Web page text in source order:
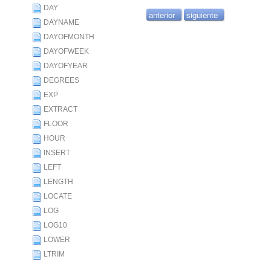
DAY
DAYNAME
DAYOFMONTH
DAYOFWEEK
DAYOFYEAR
DEGREES
EXP
EXTRACT
FLOOR
HOUR
INSERT
LEFT
LENGTH
LOCATE
LOG
LOG10
LOWER
LTRIM
anterior siguiente